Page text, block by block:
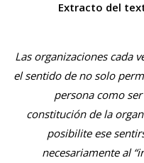
Extracto del
Las organizaciones cada
el sentido de no solo
persona como
constitución de la
posibilite ese
necesariamente al